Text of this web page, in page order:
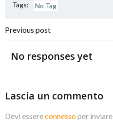
Tags: No Tag
Navigazione
articoli
Previous post
No responses yet
Lascia un commento
Devi essereconnessoper